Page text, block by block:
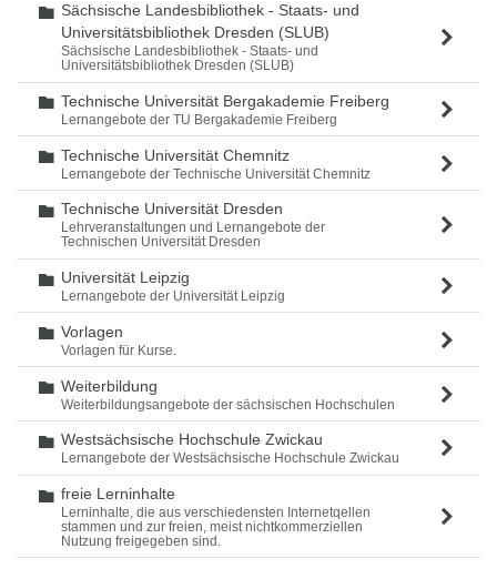
Ordner
Sächsische Landesbibliothek - Staats- und
Universitätsbibliothek Dresden (SLUB)
Sächsische Landesbibliothek - Staats- und
Universitätsbibliothek Dresden (SLUB)
Ordner
Technische Universität Bergakademie Freiberg
Lernangebote der TU Bergakademie Freiberg
Ordner
Technische Universität Chemnitz
Lernangebote der Technische Universität Chemnitz
Ordner
Technische Universität Dresden
Lehrveranstaltungen und Lernangebote der
Technischen Universität Dresden
Ordner
Universität Leipzig
Lernangebote der Universität Leipzig
Ordner
Vorlagen
Vorlagen für Kurse.
Ordner
Weiterbildung
Weiterbildungsangebote der sächsischen Hochschulen
Ordner
Westsächsische Hochschule Zwickau
Lernangebote der Westsächsische Hochschule Zwickau
Ordner
freie Lerninhalte
Lerninhalte, die aus verschiedensten Internetqellen
stammen und zur freien, meist nichtkommerziellen
Nutzung freigegeben sind.